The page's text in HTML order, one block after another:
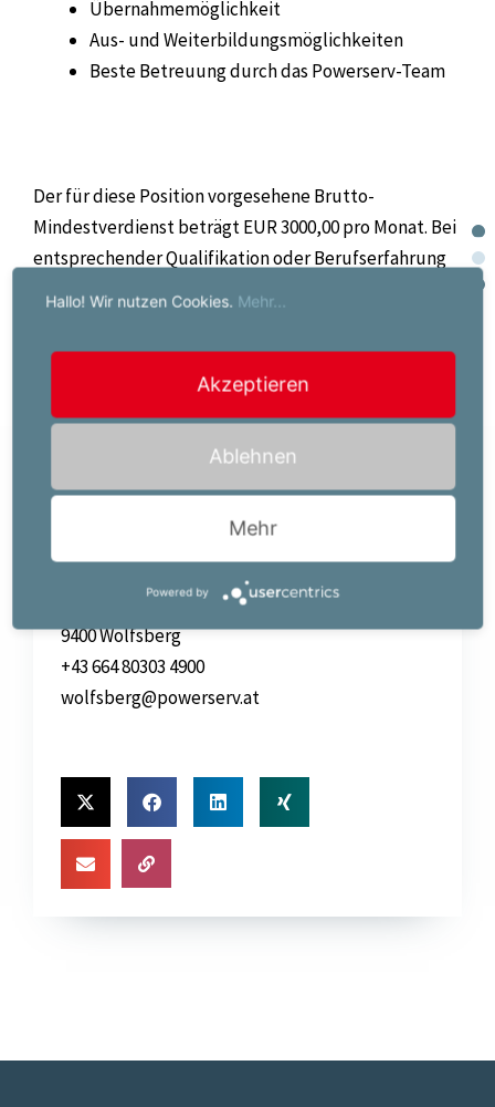
Übernahmemöglichkeit
Aus- und Weiterbildungsmöglichkeiten
Beste Betreuung durch das Powerserv-Team
Der für diese Position vorgesehene Brutto-
Mindestverdienst beträgt EUR 3000,00 pro Monat. Bei
entsprechender Qualifikation oder Berufserfahrung
Jetzt bewerben!
Powerserv Austria GmbH
Mühlgangweg
9400 Wolfsberg
+43 664 80303 4900
wolfsberg@powerserv.at
Hallo! Wir nutzen Cookies. Mehr...
Akzeptieren
Ablehnen
Mehr
Powered by